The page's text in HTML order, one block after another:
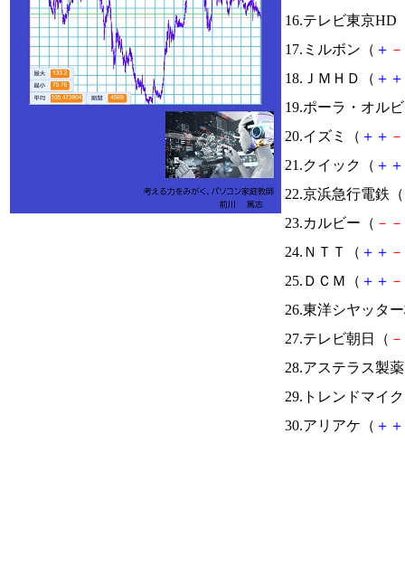
16.テレビ東京HD
17.ミルボン（ ＋ －
18.ＪＭＨＤ（ ＋ ＋
19.ポーラ・オル
20.イズミ（ ＋ ＋ －
21.クイック（ ＋ ＋
22.京浜急行電鉄（
23.カルビー（ － －
24.ＮＴＴ（ ＋ ＋ －
25.ＤＣＭ（ ＋ ＋ －
26.東洋シヤッタ
27.テレビ朝日（ －
28.アステラス製
29.トレンドマイ
30.アリアケ（ ＋ ＋